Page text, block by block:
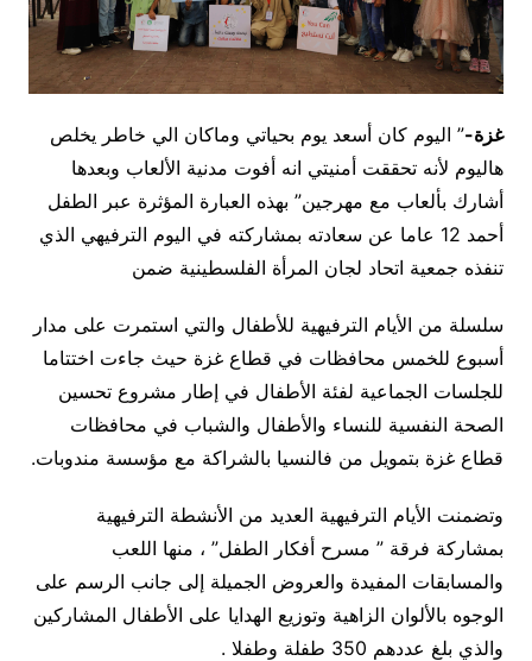
غزة-” اليوم كان أسعد يوم بحياتي وماكان الي خاطر يخلص
هاليوم لأنه تحققت أمنيتي انه أفوت مدنية الألعاب وبعدها
أشارك بألعاب مع مهرجين” بهذه العبارة المؤثرة عبر الطفل
أحمد 12 عاما عن سعادته بمشاركته في اليوم الترفيهي الذي
تنفذه جمعية اتحاد لجان المرأة الفلسطينية ضمن
سلسلة من الأيام الترفيهية للأطفال والتي استمرت على مدار
أسبوع للخمس محافظات في قطاع غزة حيث جاءت اختتاما
للجلسات الجماعية لفئة الأطفال في إطار مشروع تحسين
الصحة النفسية للنساء والأطفال والشباب في محافظات
قطاع غزة بتمويل من فالنسيا بالشراكة مع مؤسسة مندوبات.
وتضمنت الأيام الترفيهية العديد من الأنشطة الترفيهية
بمشاركة فرقة ” مسرح أفكار الطفل” ، منها اللعب
والمسابقات المفيدة والعروض الجميلة إلى جانب الرسم على
الوجوه بالألوان الزاهية وتوزيع الهدايا على الأطفال المشاركين
والذي بلغ عددهم 350 طفلة وطفلا .